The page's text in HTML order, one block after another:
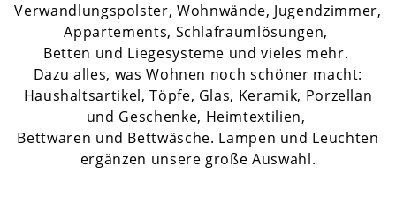
Verwandlungspolster, Wohnwände, Jugendzimmer,
Appartements, Schlafraumlösungen,
Betten und Liegesysteme und vieles mehr.
Dazu alles, was Wohnen noch schöner macht:
Haushaltsartikel, Töpfe, Glas, Keramik, Porzellan
und Geschenke, Heimtextilien,
Bettwaren und Bettwäsche. Lampen und Leuchten
ergänzen unsere große Auswahl.